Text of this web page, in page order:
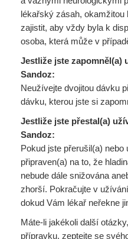
lékařský zásah, okamžitou
zajistit, aby vždy byla k
osoba, která může v
Jestliže jste zapomněl(a)
Sandoz:
Neužívejte dvojitou dávku
dávku, kterou jste si
Jestliže jste přestal(a)
Sandoz:
Pokud jste přerušil(a) nebo
připraven(a) na to, že
nebude dále snižována
zhorší. Pokračujte v
dokud Vám lékař neřekne
Máte-li jakékoli další
přípravku, zeptejte se